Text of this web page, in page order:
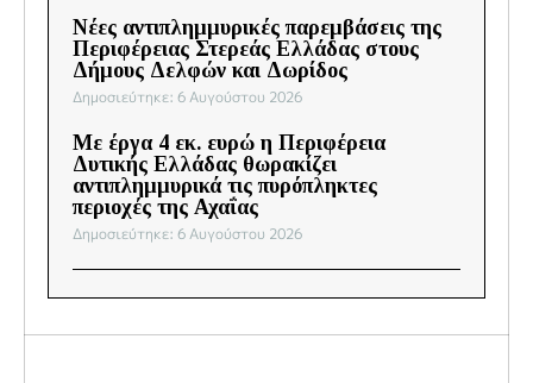
Νέες αντιπλημμυρικές παρεμβάσεις της
Περιφέρειας Στερεάς Ελλάδας στους
Δήμους Δελφών και Δωρίδος
Δημοσιεύτηκε: 6 Αυγούστου 2026
Με έργα 4 εκ. ευρώ η Περιφέρεια
Δυτικής Ελλάδας θωρακίζει
αντιπλημμυρικά τις πυρόπληκτες
περιοχές της Αχαΐας
Δημοσιεύτηκε: 6 Αυγούστου 2026